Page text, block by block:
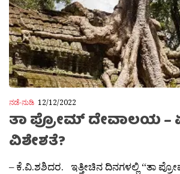
ನಡೆ-ನುಡಿ 12/12/2022
ತಾ ಪ್ರೋಮ್ ದೇವಾಲಯ –
ವಿಶೇಶತೆ?
– ಕೆ.ವಿ.ಶಶಿದರ. ಇತ್ತೀಚಿನ ದಿನಗಳಲ್ಲಿ “ತಾ